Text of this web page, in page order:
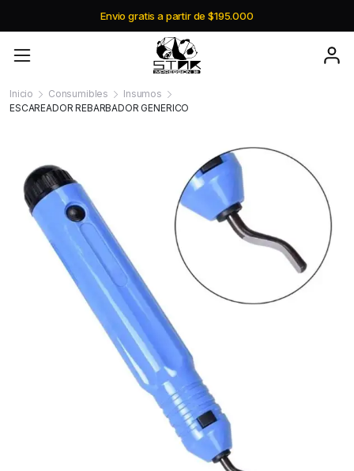
Envio gratis a partir de $195.000
Inicio Consumibles
Insumos
ESCAREADOR REBARBADOR GENERICO